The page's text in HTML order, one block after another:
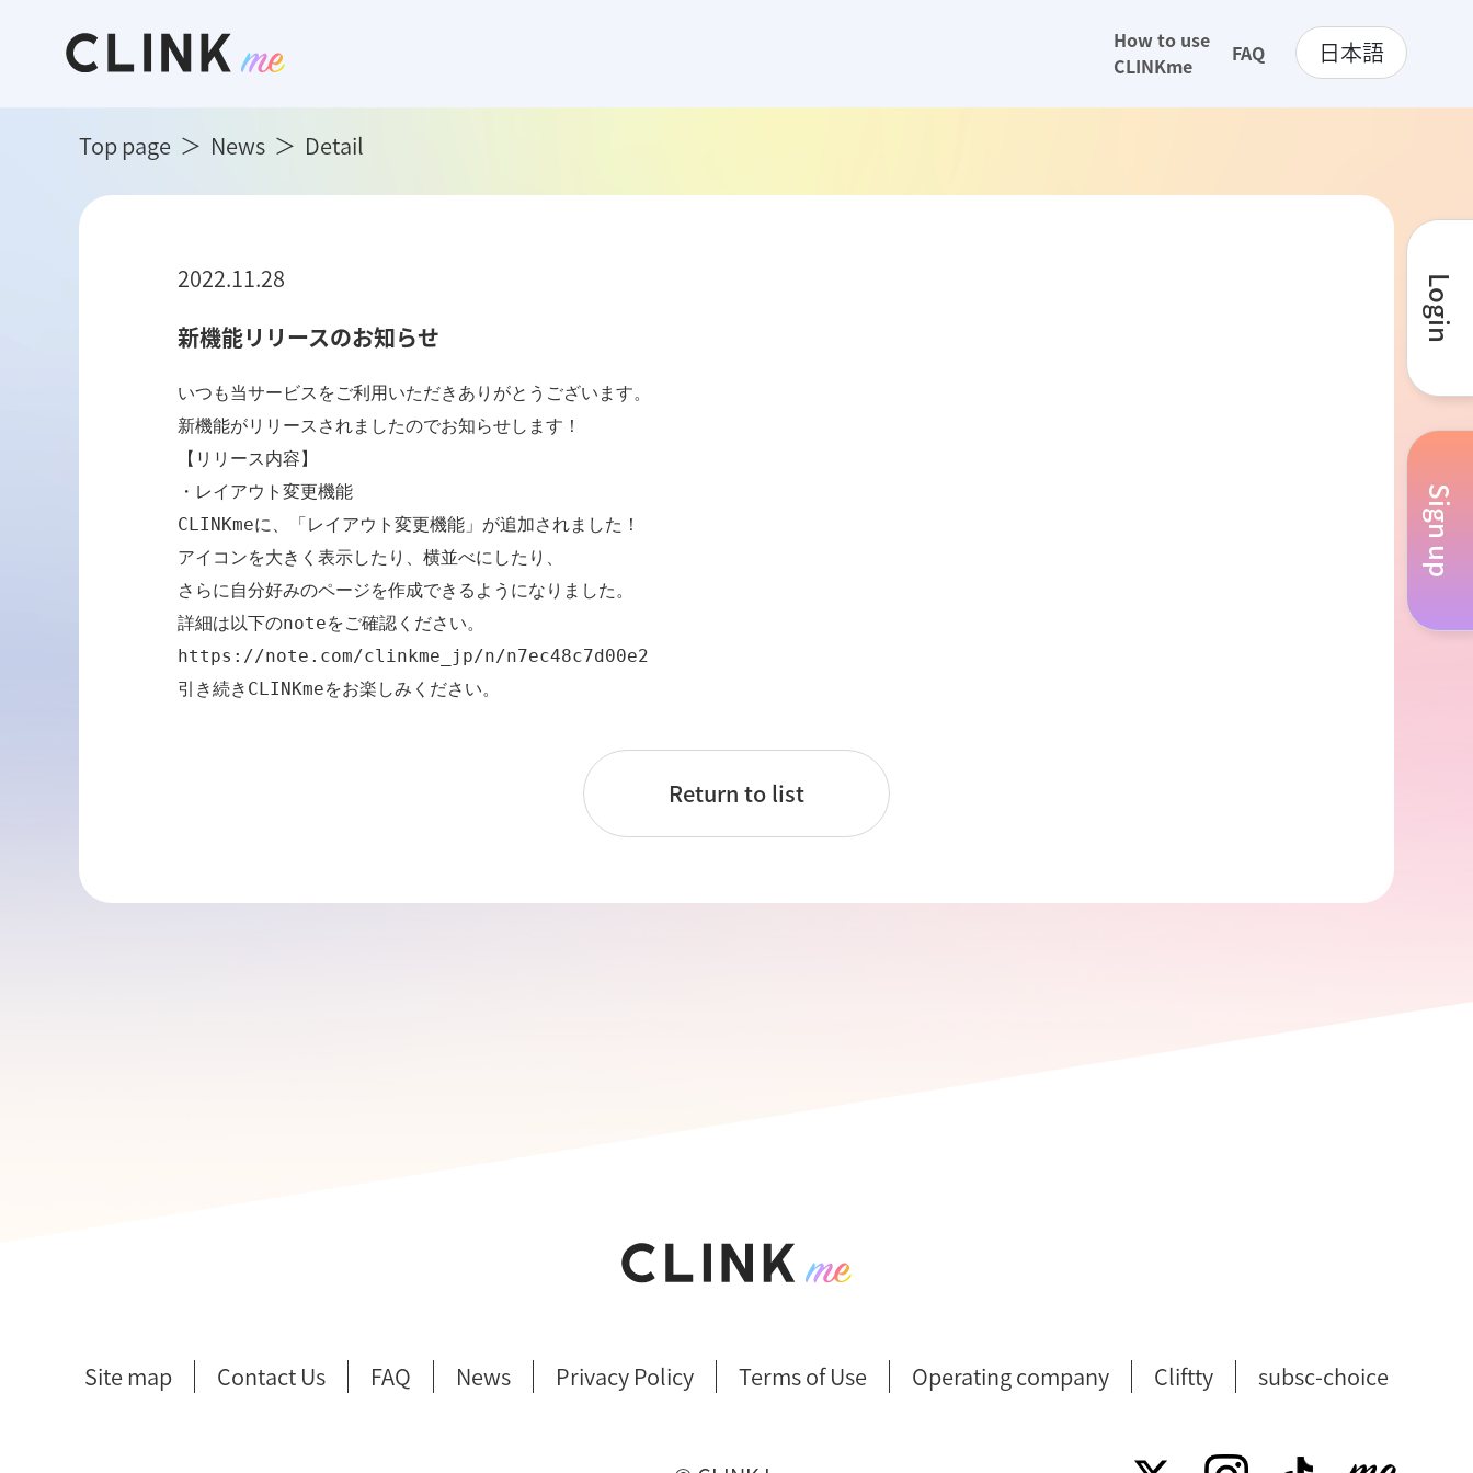
How to use
CLINKme
FAQ 日本語
Top page News Detail
2022.11.28
新機能リリースのお知らせ
いつも当サービスをご利用いただきありがとうございます。
新機能がリリースされましたのでお知らせします！
【リリース内容】
・レイアウト変更機能
CLINKmeに、「レイアウト変更機能」が追加されました！
アイコンを大きく表示したり、横並べにしたり、
さらに自分好みのページを作成できるようになりました。
https://note.com/clinkme_jp/n/n7ec48c7d00e2
引き続きCLINKmeをお楽しみください。
Return to list
Login
Sign up
Site map Contact Us FAQ News Privacy Policy Terms of Use Operating company Cliftty subsc-choice